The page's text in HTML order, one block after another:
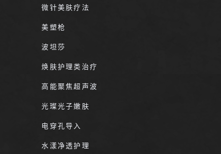
微针美肤疗法
美塑枪
波坦莎
焕肤护理类治疗
高能聚焦超声波
光璨光子嫩肤
电穿孔导入
水漾净透护理